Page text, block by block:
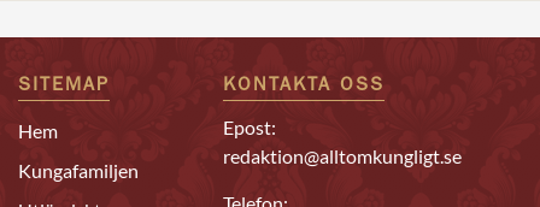
SITEMAP
Hem
Kungafamiljen
KONTAKTA OSS
Epost:
redaktion@alltomkungligt.se